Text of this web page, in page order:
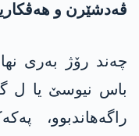
ڤەدشێرن و
چەند رۆژ بەری نھا
باس نیوسێ یا ل
راگەھاندبوو،